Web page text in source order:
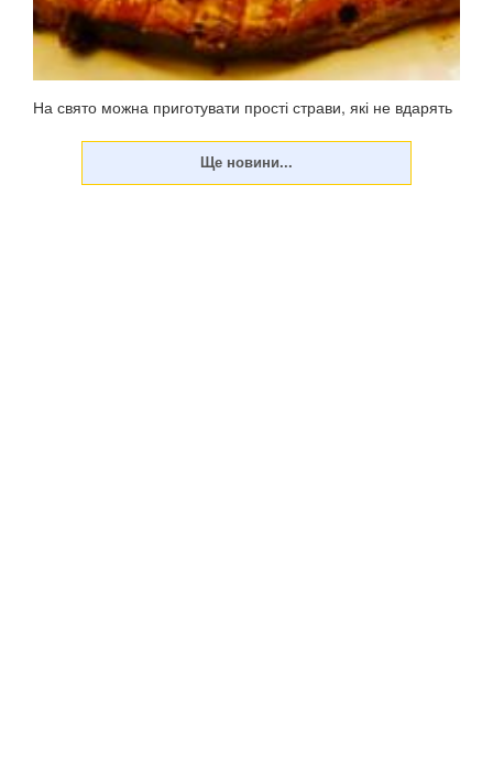
На свято можна приготувати прості страви, які не вдарять
Христове). Традиційно меню на Паску жирне, у ньому